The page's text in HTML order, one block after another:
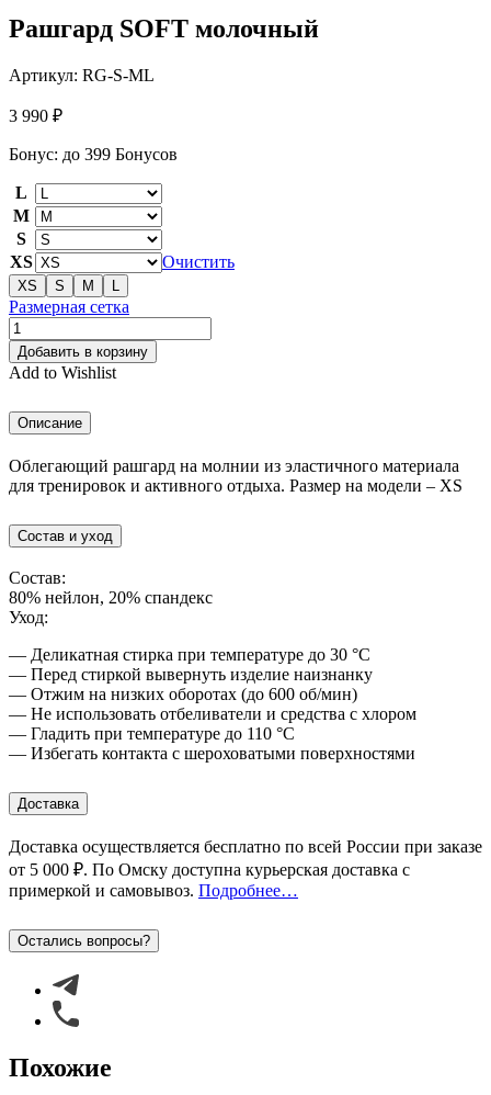
Рашгард SOFT молочный
Артикул: RG-S-ML
3 990 ₽
Бонус: до 399 Бонусов
L
M
S
XS
Очистить
XS S M
Размерная сетка
Количество
товара
Рашгард
SOFT
Добавить в корзину
Add to Wishlist
Описание
Облегающий рашгард на молнии из эластичного материала
для тренировок и активного отдыха. Размер на модели – XS
Состав и уход
Состав:
80% нейлон, 20% спандекс
Уход:
— Деликатная стирка при температуре до 30 °C
— Перед стиркой вывернуть изделие наизнанку
— Отжим на низких оборотах (до 600 об/мин)
— Не использовать отбеливатели и средства с хлором
— Гладить при температуре до 110 °C
— Избегать контакта с шероховатыми поверхностями
Доставка
Доставка осуществляется бесплатно по всей России при заказе
от 5 000 ₽. По Омску доступна курьерская доставка с
примеркой и самовывоз. Подробнее…
Остались вопросы?
Похожие